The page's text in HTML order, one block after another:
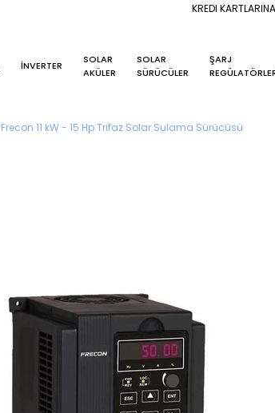
KREDI
İNVERTER
SOLAR
AKÜLER
SOLAR
SÜRÜCÜLER
ŞARJ
Frecon 11 kW - 15 Hp Trifaz Solar Sulama Sürücüsü